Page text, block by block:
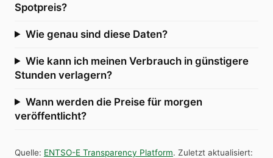
Spotpreis?
Wie genau sind diese Daten?
Wie kann ich meinen Verbrauch in günstigere
Stunden verlagern?
Wann werden die Preise für morgen
veröffentlicht?
Quelle: ENTSO-E Transparency Platform. Zuletzt aktualisiert: